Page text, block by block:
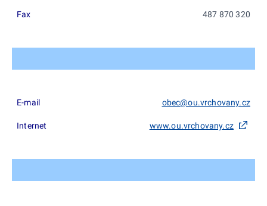
Fax 487 870 320
E-mail obec@ou.vrchovany.cz
Internet www.ou.vrchovany.cz